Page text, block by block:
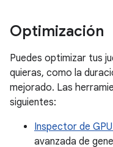
Optimización
Puedes optimizar tus
quieras, como la
mejorado. Las
siguientes:
Inspector de
avanzada de